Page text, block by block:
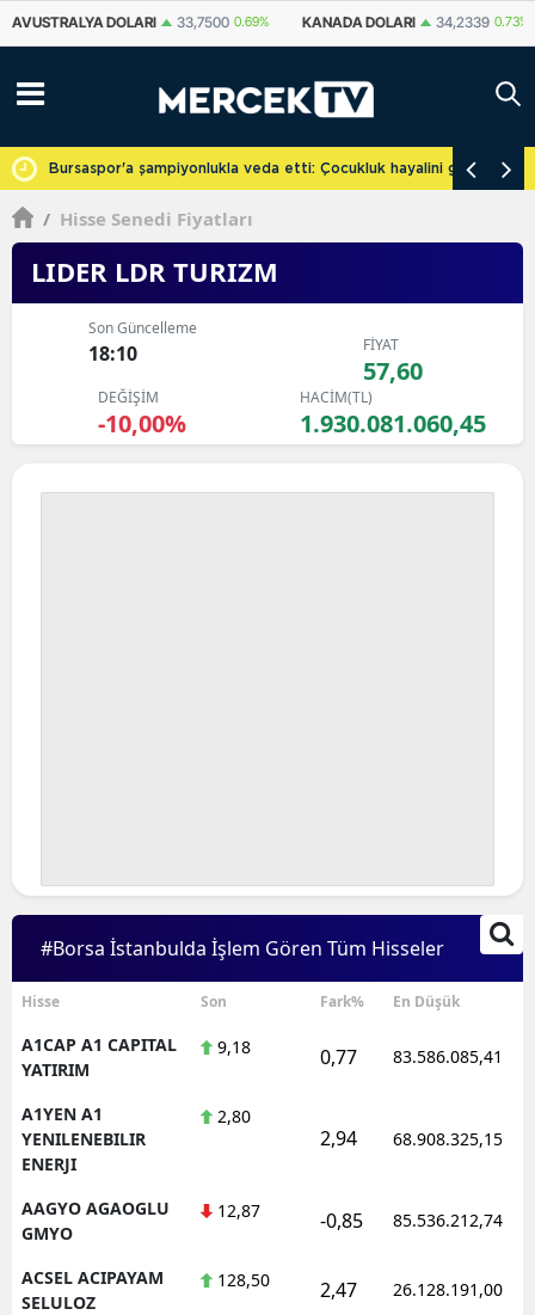
KANADA DOLARI 34,2339 0.73% İSVIÇRE FRANKI 59,1179 0.82%
Bursaspor'a şampiyonlukla veda etti: Çocukluk hayalini
/ Hisse Senedi Fiyatları
LIDER LDR TURIZM
Son Güncelleme
18:10 FİYAT
57,60
DEĞİŞİM
-10,00%
HACİM(TL)
1.930.081.060,45
#Borsa İstanbulda İşlem Gören Tüm Hisseler
Hisse Son Fark% En Düşük
A1CAP A1 CAPITAL
YATIRIM
9,18 0,77 83.586.085,41
A1YEN A1
YENILENEBILIR
ENERJI
2,80
2,94 68.908.325,15
AAGYO AGAOGLU
GMYO
12,87 -0,85 85.536.212,74
ACSEL ACIPAYAM
SELULOZ
128,50 2,47 26.128.191,00